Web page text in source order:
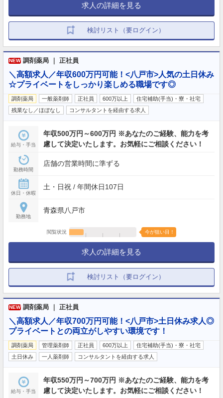
求人の詳細を見る
検討リスト（要ログイン）
NEW 調剤薬局 ｜ 正社員
＼高額求人／年収600万円可能！<八戸市>人気の土日休み
☆プライベートをしっかり楽しめる職場です◎
調剤薬局 一般薬剤師 正社員 600万以上
住宅補助(手当)・寮・社宅
残業なし／ほぼなし
コンサルタントを経由する求人
給与・手当
年収500万円～600万円 ※あなたのご経験、能力を考
慮して決定いたします。お気軽にご相談ください！
勤務時間
店舗の営業時間に準ずる
休日・休暇
土・日祝 / 年間休日107日
勤務地
青森県八戸市
閲覧状況 今が狙い目！
求人の詳細を見る
検討リスト（要ログイン）
NEW 調剤薬局 ｜ 正社員
＼高額求人／年収700万円可能！<八戸市>土日休み求人◎
プライベートとの両立がしやすい環境です！
調剤薬局 管理薬剤師 正社員 600万以上
住宅補助(手当)・寮・社宅
土日休み
一人薬剤師 コンサルタントを経由する求人
給与・手当
年収550万円～700万円 ※あなたのご経験、能力を考
慮して決定いたします。お気軽にご相談ください！